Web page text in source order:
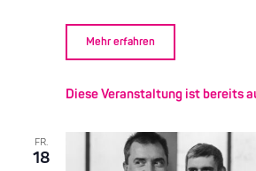
Mehr erfahren
Diese Veranstaltung ist bereits
FR.
18